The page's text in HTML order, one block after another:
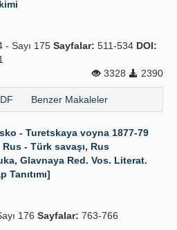
- Sayı 175 Sayfalar: 511-534 DOI:
3328
2390
Benzer Makaleler
- Turetskaya voyna 1877-79
- Türk savaşı, Rus
Glavnaya Red. Vos. Literat.
Tanıtımı]
176 Sayfalar: 763-766